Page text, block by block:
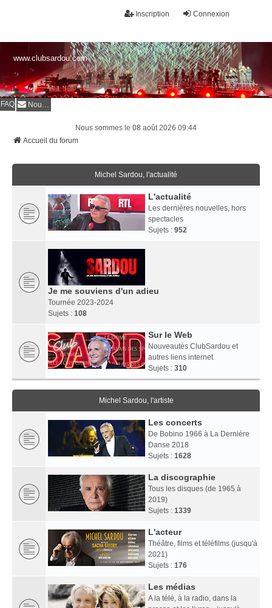
Connexion
Inscription
www.clubsardou.com
FAQ Nous contacter
Nous sommes le 08 août 2026 09:44
Accueil du forum
Michel Sardou, l'actualité
L'actualité
Les dernières nouvelles, hors
spectacles
Sujets : 952
Je me souviens d'un adieu
Tournée 2023-2024
Sujets : 108
Sur le Web
Nouveautés ClubSardou et
autres liens internet
Sujets : 310
Michel Sardou, l'artiste
Les concerts
De Bobino 1966 à La Dernière
Danse 2018
Sujets : 1628
La discographie
Tous les disques (de 1965 à
2019)
Sujets : 1339
L'acteur
Théâtre, films et téléfilms (jusqu'à
2021)
Sujets : 176
Les médias
A la télé, à la radio, dans la